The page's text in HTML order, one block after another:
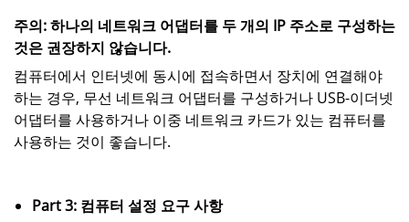
주의: 하나의 네트워크 어댑터를 두 개의 IP 주소로 구성하는
것은 권장하지 않습니다.
컴퓨터에서 인터넷에 동시에 접속하면서 장치에 연결해야
하는 경우, 무선 네트워크 어댑터를 구성하거나 USB-이더넷
어댑터를 사용하거나 이중 네트워크 카드가 있는 컴퓨터를
사용하는 것이 좋습니다.
Part 3: 컴퓨터 설정 요구 사항